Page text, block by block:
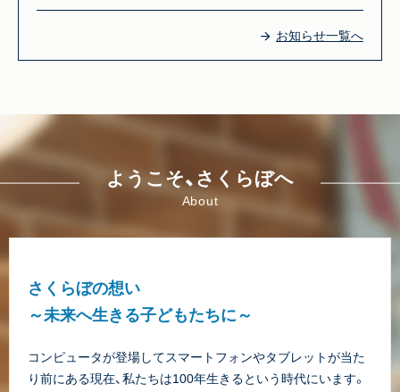
お知らせ一覧へ
ようこそ、さくらぼへ
About
さくらぼの想い
～未来へ生きる子どもたちに～
コンピュータが登場してスマートフォンやタブレットが当た
り前にある現在、私たちは100年生きるという時代にいます。